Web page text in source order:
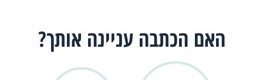
האם הכתבה עניינה אותך?